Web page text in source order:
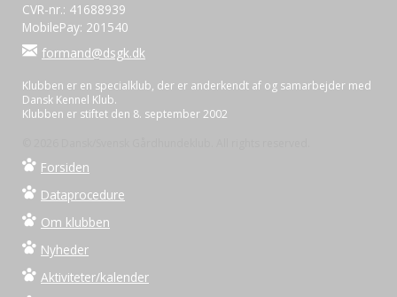
CVR-nr.: 41688939
MobilePay: 201540
formand@dsgk.dk
Klubben er en specialklub, der er anderkendt af og samarbejder med
Dansk Kennel Klub.
Klubben er stiftet den 8. september 2002
Forsiden
Dataprocedure
Om klubben
Nyheder
Aktiviteter/kalender